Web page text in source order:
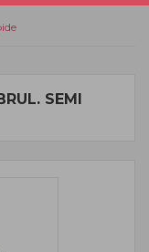
SEMI